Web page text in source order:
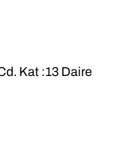
Kat :13 Daire